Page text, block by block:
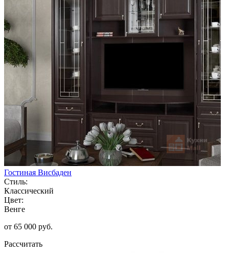
Гостиная Висбаден
Стиль:
Классический
Цвет:
Венге
от 65 000 руб.
Рассчитать